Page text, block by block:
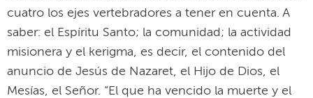
cuatro los ejes vertebradores a tener en cuenta. A
saber: el Espíritu Santo; la comunidad; la actividad
misionera y el kerigma, es decir, el contenido del
anuncio de Jesús de Nazaret, el Hijo de Dios, el
Mesías, el Señor. “El que ha vencido la muerte y el